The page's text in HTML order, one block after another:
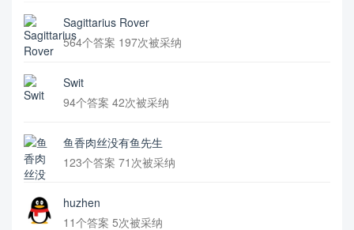
Sagittarius Rover
564个答案 197次被采纳
Swit
94个答案 42次被采纳
鱼香肉丝没有鱼先生
123个答案 71次被采纳
huzhen
11个答案 5次被采纳